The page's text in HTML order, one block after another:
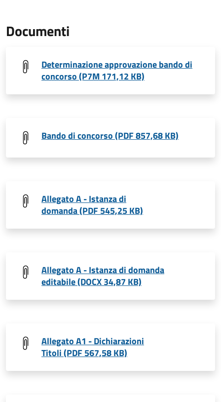
Documenti
Determinazione approvazione bando di
concorso (P7M 171,12 KB)
Bando di concorso (PDF 857,68 KB)
Allegato A - Istanza di
domanda (PDF 545,25 KB)
Allegato A - Istanza di domanda
editabile (DOCX 34,87 KB)
Allegato A1 - Dichiarazioni
Titoli (PDF 567,58 KB)